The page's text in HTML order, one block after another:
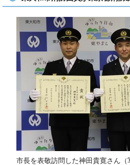
市長を表敬訪問した神田貴寛さん（